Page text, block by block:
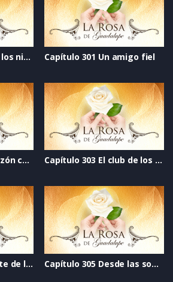
Capítulo 300 Adiós a los ninis Capítulo 301 Un amigo fiel
Capítulo 302 Un corazón completo Capítulo 303 El club de los no abortados
Capítulo 304 La suerte de la fea a las inteligentes nos vale gorro Capítulo 305 Desde las sombras